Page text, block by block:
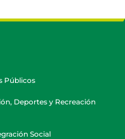
Públicos
Deportes y Recreación
Social